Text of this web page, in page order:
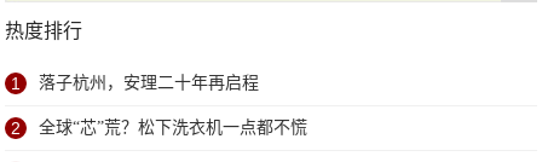
热度排行
1 落子杭州，安理二十年再启程
2 全球“芯”荒？松下洗衣机一点都不慌